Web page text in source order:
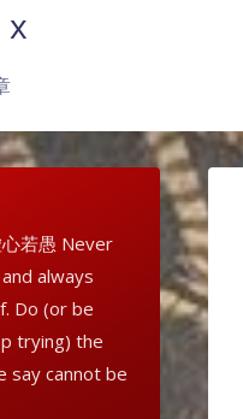
x
若愚 Never
always
Do (or be
trying) the
say cannot be